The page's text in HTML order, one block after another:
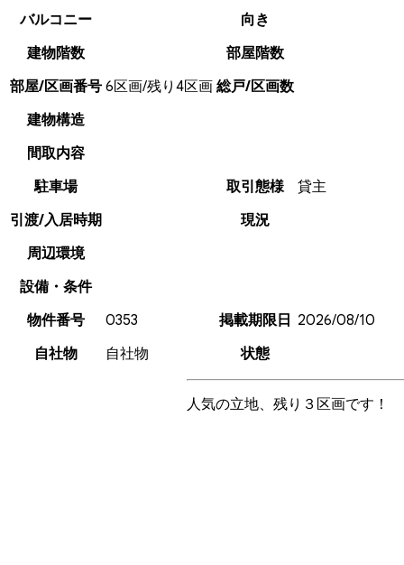
バルコニー
向き
建物階数
部屋階数
部屋/区画番号 6区画/残り4区画 総戸/区画数
建物構造
間取内容
駐車場
取引態様
貸主
引渡/入居時期
現況
周辺環境
設備・条件
物件番号
0353 掲載期限日 2026/08/10
自社物
自社物 状態
人気の立地、残り３区画です！